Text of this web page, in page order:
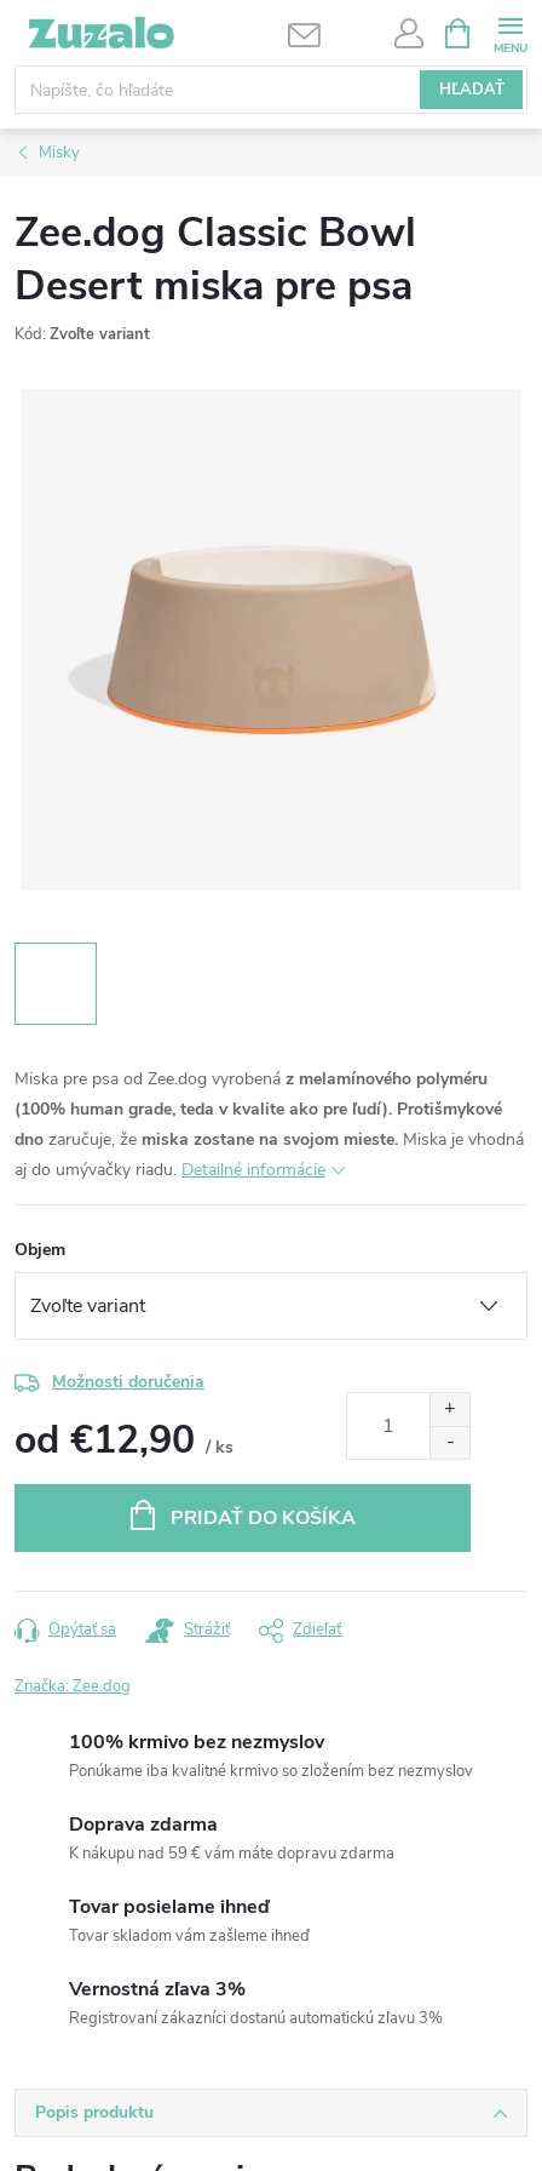
Prejsť
obsah
HĽADAŤ
KOŠÍK
Misky
Zee.dog Classic Bowl
Desert miska pre psa
Kód: Zvoľte variant
Miska pre psa od Zee.dog vyrobená z melamínového polyméru
(100% human grade, teda v kvalite ako pre ľudí). Protišmykové
dno zaručuje, že miska zostane na svojom mieste. Miska je vhodná
aj do umývačky riadu. Detailné informácie
Objem
Možnosti doručenia
od €12,90 / ks
PRIDAŤ DO KOŠÍKA
Opýtať sa Strážiť Zdieľať
Značka: Zee.dog
100% krmivo bez nezmyslov
Ponúkame iba kvalitné krmivo so zložením bez nezmyslov
Doprava zdarma
K nákupu nad 59 € vám máte dopravu zdarma
Tovar posielame ihneď
Tovar skladom vám zašleme ihneď
Vernostná zľava 3%
Registrovaní zákazníci dostanú automatickú zľavu 3%
Popis produktu